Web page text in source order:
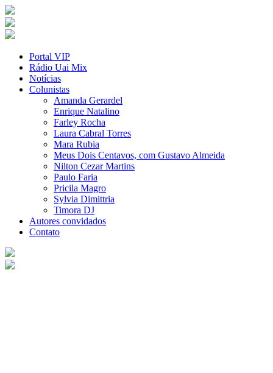
Portal VIP
Rádio Uai Mix
Notícias
Colunistas
Amanda Gerardel
Enrique Natalino
Farley Rocha
Laura Cabral Torres
Mara Rubia
Meus Dois Centavos, com Gustavo Almeida
Nilton Cezar Martins
Paulo Faria
Pricila Magro
Sylvia Dimittria
Timora DJ
Autores convidados
Contato